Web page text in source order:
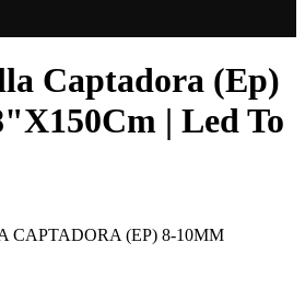
Captadora (Ep)
| Led To
CAPTADORA (EP) 8-10MM